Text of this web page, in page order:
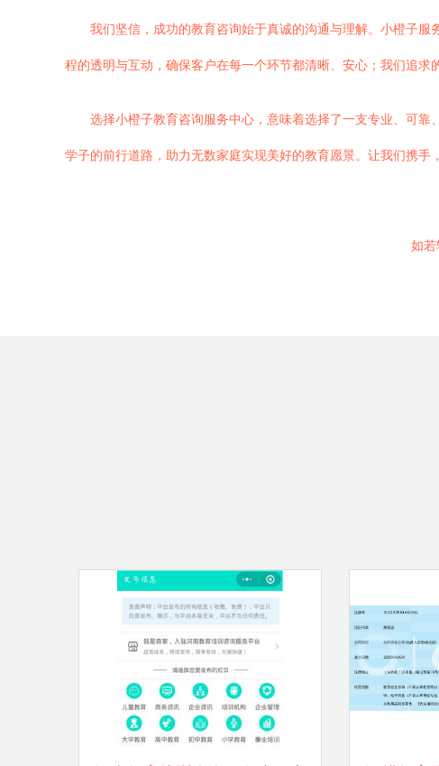
我们坚信，成功的教育咨询始于真诚的沟通与理解。小橙子
程的透明与互动，确保客户在每一个环节都清晰、安心；我们追
选择小橙子教育咨询服务中心，意味着选择了一支专业、可
学子的前行道路，助力无数家庭实现美好的教育愿景。让我们携手
如